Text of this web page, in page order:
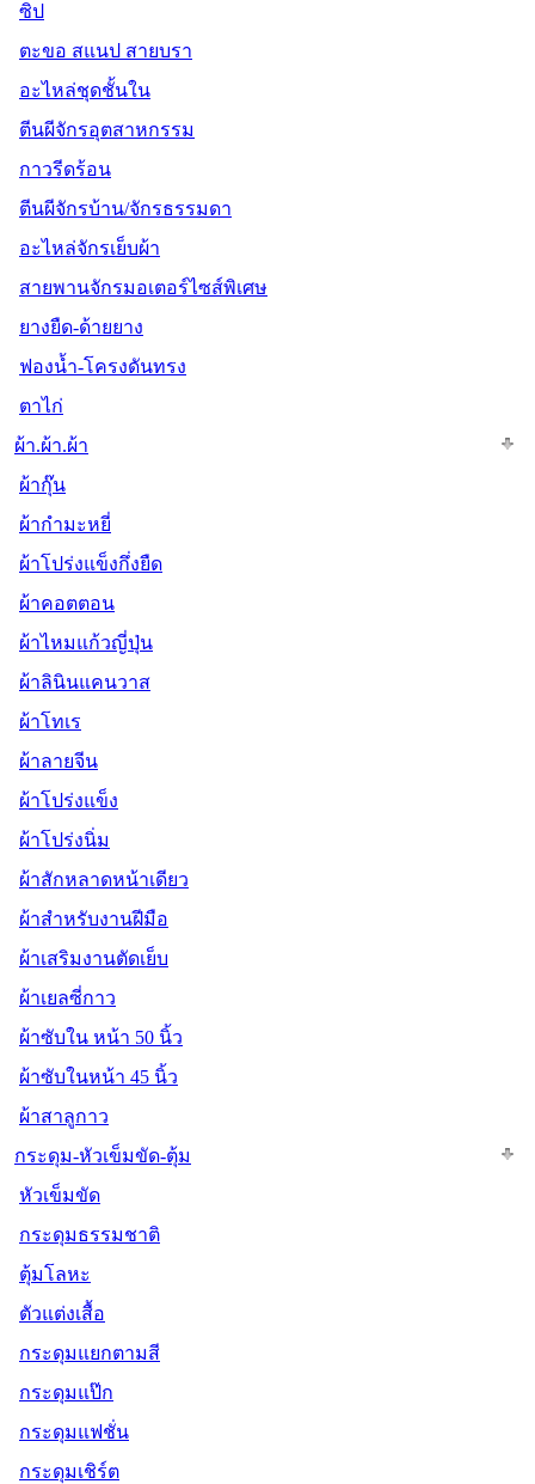
ซิป
ตะขอ สแนป สายบรา
อะไหล่ชุดชั้นใน
ตีนผีจักรอุตสาหกรรม
กาวรีดร้อน
ตีนผีจักรบ้าน/จักรธรรมดา
อะไหล่จักรเย็บผ้า
สายพานจักรมอเตอร์ไซส์พิเศษ
ยางยืด-ด้ายยาง
ฟองน้ำ-โครงดันทรง
ตาไก่
ผ้า.ผ้า.ผ้า
ผ้ากุ๊น
ผ้ากำมะหยี่
ผ้าโปร่งแข็งกึ่งยืด
ผ้าคอตตอน
ผ้าไหมแก้วญี่ปุ่น
ผ้าลินินแคนวาส
ผ้าโทเร
ผ้าลายจีน
ผ้าโปร่งแข็ง
ผ้าโปร่งนิ่ม
ผ้าสักหลาดหน้าเดียว
ผ้าสำหรับงานฝีมือ
ผ้าเสริมงานตัดเย็บ
ผ้าเยลซี่กาว
ผ้าซับใน หน้า 50 นิ้ว
ผ้าซับในหน้า 45 นิ้ว
ผ้าสาลูกาว
กระดุม-หัวเข็มขัด-ตุ้ม
หัวเข็มขัด
กระดุมธรรมชาติ
ตุ้มโลหะ
ตัวแต่งเสื้อ
กระดุมแยกตามสี
กระดุมแป๊ก
กระดุมแฟชั่น
กระดุมเชิร์ต